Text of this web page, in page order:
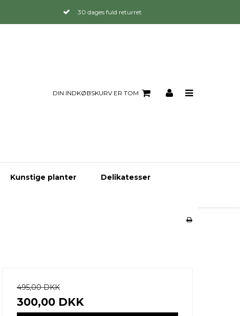
30 dages fuld returret
DIN INDKØBSKURV ER TOM
Kunstige planter
Delikatesser
495,00 DKK
300,00 DKK